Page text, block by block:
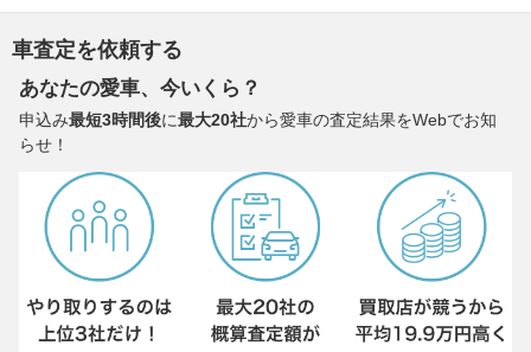
車査定を依頼する
あなたの愛車、今いくら？
申込み最短3時間後に最大20社から愛車の査定結果をWebでお知
らせ！